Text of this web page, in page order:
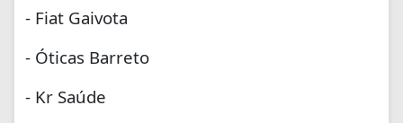
- Fiat Gaivota
- Óticas Barreto
- Kr Saúde